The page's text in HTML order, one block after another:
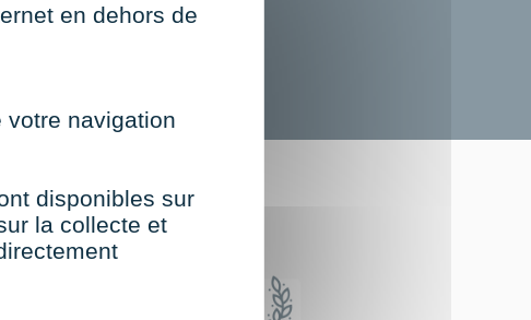
en dehors de
votre navigation
disponibles sur
la collecte et